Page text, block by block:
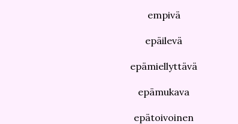
empivä
epäilevä
epämiellyttävä
epämukava
epätoivoinen